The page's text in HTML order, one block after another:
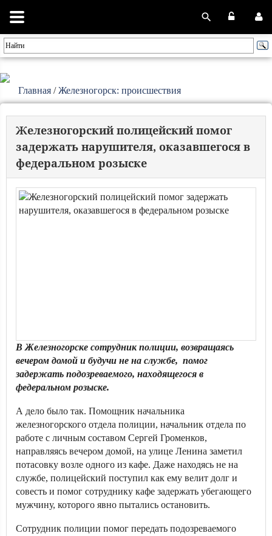
Главная /Железногорск: происшествия
Железногорский полицейский помог
задержать нарушителя, оказавшегося в
федеральном розыске
В Железногорске сотрудник полиции, возвращаясь
вечером домой и будучи не на службе, помог
задержать подозреваемого, находящегося в
федеральном розыске.
А дело было так. Помощник начальника
железногорского отдела полиции, начальник отдела по
работе с личным составом Сергей Громенков,
направляясь вечером домой, на улице Ленина заметил
потасовку возле одного из кафе. Даже находясь не на
службе, полицейский поступил как ему велит долг и
совесть и помог сотруднику кафе задержать убегающего
мужчину, которого явно пытались остановить.
Сотрудник полиции помог передать подозреваемого